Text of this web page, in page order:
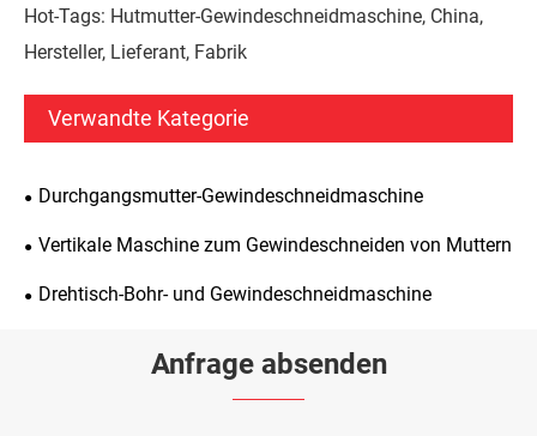
Hot-Tags: Hutmutter-Gewindeschneidmaschine, China,
Hersteller, Lieferant, Fabrik
Verwandte Kategorie
Durchgangsmutter-Gewindeschneidmaschine
Vertikale Maschine zum Gewindeschneiden von Muttern
Drehtisch-Bohr- und Gewindeschneidmaschine
Anfrage absenden